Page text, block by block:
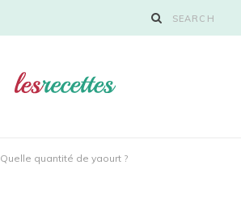
Quelle quantité de yaourt ?